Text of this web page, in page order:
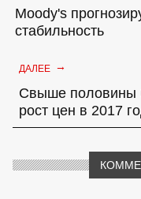
Moody's
стабильность
ДАЛЕЕ →
Свыше половины
рост цен в 2017